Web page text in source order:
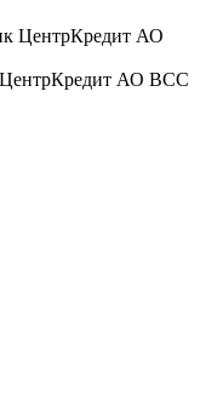
АО BCC